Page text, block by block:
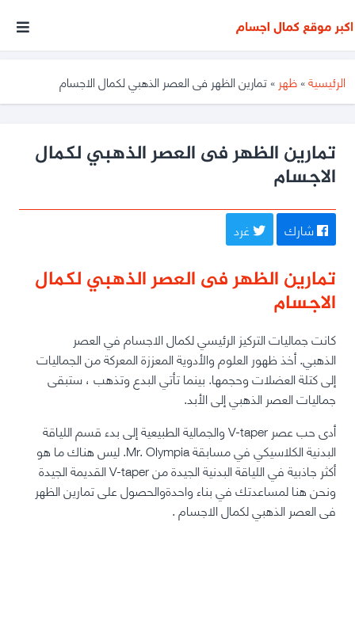
موقع
متخصص
فى
كمال
الرئيسية»ظهر »تمارين الظهر فى العصر الذهبي لكمال الاجسام
تمارين الظهر فى العصر الذهبي لكمال
الاجسام
شارك غرد
تمارين الظهر فى العصر الذهبي لكمال
الاجسام
كانت جماليات التركيز الرئيسي لكمال الاجسام في العصر
الذهبي.أخذ ظهور العلوم والأدوية المعززة المعركة من الجماليات
إلى كتلة العضلات وحجمها. بينما تأتي البدع وتذهب ، ستبقى
جماليات العصر الذهبي إلى الأبد.
أدى حب عصر V-taper والجمالية الطبيعية إلى بدء قسم اللياقة
البدنية الكلاسيكي في مسابقة Mr. Olympia. ليس هناك ما هو
أكثر جاذبية في اللياقة البدنية الجيدة من V-taper القديمة الجيدة
ونحن هنا لمساعدتك في بناء واحدةوالحصول على تمارين الظهر
فى العصر الذهبي لكمال الاجسام .